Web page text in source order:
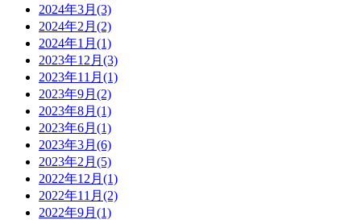
2024年3月 (3)
2024年2月 (2)
2024年1月 (1)
2023年12月 (3)
2023年11月 (1)
2023年9月 (2)
2023年8月 (1)
2023年6月 (1)
2023年3月 (6)
2023年2月 (5)
2022年12月 (1)
2022年11月 (2)
2022年9月 (1)